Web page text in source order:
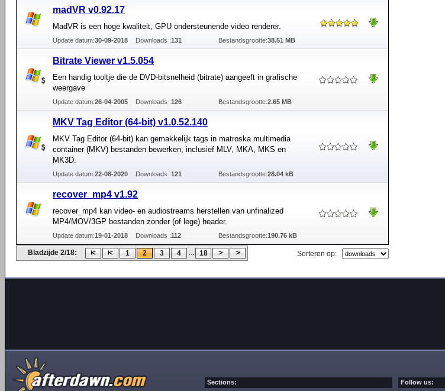
madVR v0.92.17
MadVR is een hoge kwaliteit, GPU ondersteunende video renderer.
Update datum:30-09-2018 Downloads :131 Bestandsgrootte:38.51 MB
Bitrate Viewer v1.5.054
Een handig tooltje die de DVD-bitsnelheid (bitrate) aangeeft in grafische
weergave
Update datum:26-04-2005 Downloads :126 Bestandsgrootte:2.65 MB
MKV Tag Editor (64-bit) v1.0.52.140
MKV Tag Editor (64-bit) kan gemakkelijk tags in matroska multimedia
container (MKV) bestanden bewerken, inclusief MLV, MKA, MKS en
MK3D.
Update datum:22-08-2020 Downloads :121 Bestandsgrootte:28.04 kB
recover_mp4 v1.92
recover_mp4 kan video- en audiostreams herstellen van unfinalized
MP4/MOV/3GP bestanden zonder (of lege) header.
Update datum:19-01-2018 Downloads :112 Bestandsgrootte:190.76 kB
Bladzijde 2/18: 1 2 3 4 ... 18 Sorteren op:
Sections: Follow us: